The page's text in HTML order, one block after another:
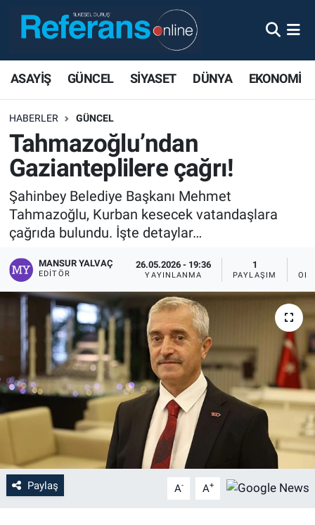
ASAYİŞ GÜNCEL SİYASET DÜNYA EKONOMİ
HABERLER GÜNCEL
Tahmazoğlu’ndan
Gazianteplilere çağrı!
Şahinbey Belediye Başkanı Mehmet
Tahmazoğlu, Kurban kesecek vatandaşlara
çağrıda bulundu. İşte detaylar…
MANSUR YALVAÇ
EDITÖR
26.05.2026 - 19:36
YAYINLANMA
1
PAYLAŞIM
Paylaş A- A+